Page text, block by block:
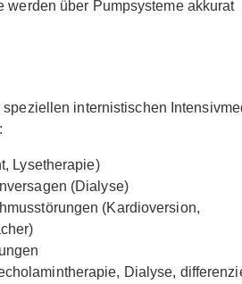
über Pumpsysteme akkurat
internistischen
Lysetherapie)
(Dialyse)
(Kardioversion,
Dialyse,